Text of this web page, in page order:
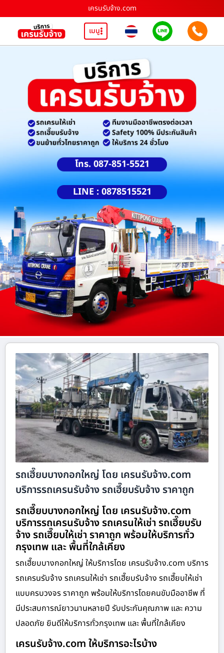
เครนรับจ้าง.com
เมนู
โทร. 087-851-5521
LINE : 0878515521
รถเฮี๊ยบบางกอกใหญ่ โดย เครนรับจ้าง.com
บริการรถเครนรับจ้าง รถเฮี๊ยบรับจ้าง ราคาถูก
รถเฮี๊ยบบางกอกใหญ่ โดย เครนรับจ้าง.com
บริการรถเครนรับจ้าง รถเครนให้เช่า รถเฮี๊ยบรับ
จ้าง รถเฮี๊ยบให้เช่า ราคาถูก พร้อมให้บริการทั่ว
กรุงเทพ และ พื้นที่ใกล้เคียง
รถเฮี๊ยบบางกอกใหญ่ ให้บริการโดย เครนรับจ้าง.com บริการ
รถเครนรับจ้าง รถเครนให้เช่า รถเฮี๊ยบรับจ้าง รถเฮี๊ยบให้เช่า
แบบครบวงจร ราคาถูก พร้อมให้บริการโดยคนขับมืออาชีพ ที่
มีประสบการณ์ยาวนานหลายปี รับประกันคุณภาพ และ ความ
ปลอดภัย ยินดีให้บริการทั่วกรุงเทพ และ พื้นที่ใกล้เคียง
เครนรับจ้าง.com ให้บริการอะไรบ้าง